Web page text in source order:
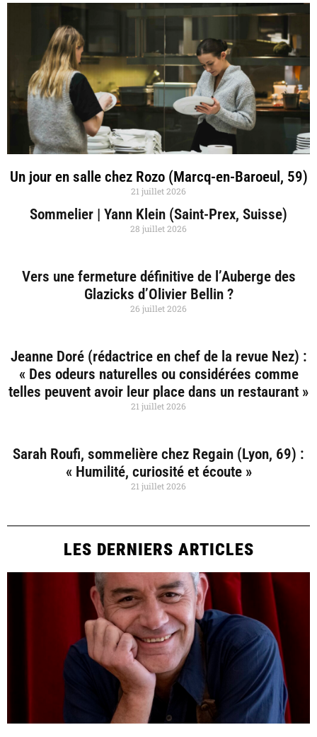
Un jour en salle chez Rozo (Marcq-en-Baroeul, 59)
21 juillet 2026
Sommelier | Yann Klein (Saint-Prex, Suisse)
28 juillet 2026
Vers une fermeture définitive de l’Auberge des
Glazicks d’Olivier Bellin ?
26 juillet 2026
Jeanne Doré (rédactrice en chef de la revue Nez) :
« Des odeurs naturelles ou considérées comme
telles peuvent avoir leur place dans un restaurant »
21 juillet 2026
Sarah Roufi, sommelière chez Regain (Lyon, 69) :
« Humilité, curiosité et écoute »
21 juillet 2026
LES DERNIERS ARTICLES